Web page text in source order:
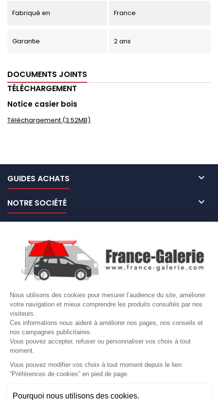
Nous utilisons des cookies pour mesurer l’audience du site, améliorer
votre navigation et mieux comprendre les produits consultés par nos
visiteurs.
Ces informations nous aident à améliorer nos pages, nos conseils et
nos campagnes publicitaires.
Vous pouvez accepter, refuser ou personnaliser vos choix à tout
moment.
Vous pouvez modifier vos choix à tout moment depuis le lien
“Préférences de cookies” en pied de page.
Pourquoi nous utilisons des cookies.
Gérer mes cookies
Fabriqué en France
Garantie 2 ans
DOCUMENTS JOINTS
TÉLÉCHARGEMENT
Notice casier bois
Téléchargement (3.52MB)
GUIDES ACHATS 
NOTRE SOCIÉTÉ 
VOTRE COMPTE 
Site protégé par reCAPTCHA.
LETTRE D'INFORMATIONS
Une question ? Nous sommes là pour vous accompagner